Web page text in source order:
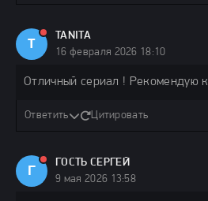
T
TANITA
16 февраля 2026 18:10
Отличный сериал ! Рекомендую
Ответить Цитировать
Г
ГОСТЬ СЕРГЕЙ
9 мая 2026 13:58